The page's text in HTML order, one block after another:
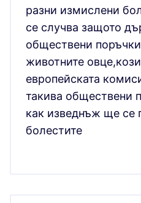
разни измислени
се случва защото
обществени
животните
европейската
такива обществени
как изведнъж ще се
болестите